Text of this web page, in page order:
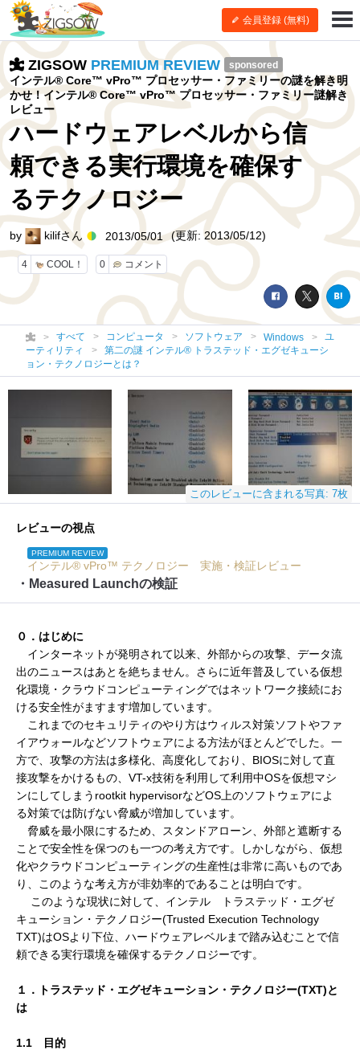
会員登録 (無料)
ZIGSOW PREMIUM REVIEW sponsored
インテル® Core™ vPro™ プロセッサー・ファミリーの謎を解き明
かせ！インテル® Core™ vPro™ プロセッサー・ファミリー謎解き
レビュー
ハードウェアレベルから信
頼できる実行環境を確保す
るテクノロジー
4 COOL！ 0 コメント
by kilifさん 2013/05/01 (更新: 2013/05/12)
すべて コンピュータ ソフトウェア Windows
ユ
ーティリティ
第二の謎 インテル® トラステッド・エグゼキューシ
ョン・テクノロジーとは？
このレビューに含まれる写真: 7枚
レビューの視点
PREMIUM REVIEW
インテル® vPro™ テクノロジー 実施・検証レビュー
・Measured Launchの検証
０．はじめに
インターネットが発明されて以来、外部からの攻撃、データ流
出のニュースはあとを絶ちません。さらに近年普及している仮想
化環境・クラウドコンピューティングではネットワーク接続にお
ける安全性がますます増加しています。
これまでのセキュリティのやり方はウィルス対策ソフトやファ
イアウォールなどソフトウェアによる方法がほとんどでした。一
方で、攻撃の方法は多様化、高度化しており、BIOSに対して直
接攻撃をかけるもの、VT-x技術を利用して利用中OSを仮想マシ
ンにしてしまうrootkit hypervisorなどOS上のソフトウェアによ
る対策では防げない脅威が増加しています。
脅威を最小限にするため、スタンドアローン、外部と遮断する
ことで安全性を保つのも一つの考え方です。しかしながら、仮想
化やクラウドコンピューティングの生産性は非常に高いものであ
り、このような考え方が非効率的であることは明白です。
このような現状に対して、インテル トラステッド・エグゼ
キューション・テクノロジー(Trusted Execution Technology
TXT)はOSより下位、ハードウェアレベルまで踏み込むことで信
頼できる実行環境を確保するテクノロジーです。
１．トラステッド・エグゼキューション・テクノロジー(TXT)と
は
1.1 目的